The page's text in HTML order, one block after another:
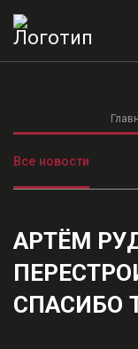
Все новости
АРТЁМ
СПАСИБО